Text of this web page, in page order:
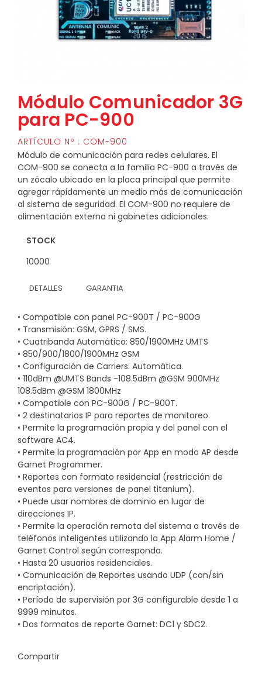
Módulo Comunicador 3G
para PC-900
ARTÍCULO N° : COM-900
Módulo de comunicación para redes celulares. El
COM-900 se conecta a la familia PC-900 a través de
un zócalo ubicado en la placa principal que permite
agregar rápidamente un medio más de comunicación
al sistema de seguridad. El COM-900 no requiere de
alimentación externa ni gabinetes adicionales.
STOCK
10000
DETALLES GARANTIA
• Compatible con panel PC-900T / PC-900G
• Transmisión: GSM, GPRS / SMS.
• Cuatribanda Automático: 850/1900MHz UMTS
• 850/900/1800/1900MHz GSM
• Configuración de Carriers: Automática.
• 110dBm @UMTS Bands -108.5dBm @GSM 900MHz
108.5dBm @GSM 1800MHz
• Compatible con PC-900G / PC-900T.
• 2 destinatarios IP para reportes de monitoreo.
• Permite la programación propia y del panel con el
software AC4.
• Permite la programación por App en modo AP desde
Garnet Programmer.
• Reportes con formato residencial (restricción de
eventos para versiones de panel titanium).
• Puede usar nombres de dominio en lugar de
direcciones IP.
• Permite la operación remota del sistema a través de
teléfonos inteligentes utilizando la App Alarm Home /
Garnet Control según corresponda.
• Hasta 20 usuarios residenciales.
• Comunicación de Reportes usando UDP (con/sin
encriptación).
• Período de supervisión por 3G configurable desde 1 a
9999 minutos.
• Dos formatos de reporte Garnet: DC1 y SDC2.
Compartir